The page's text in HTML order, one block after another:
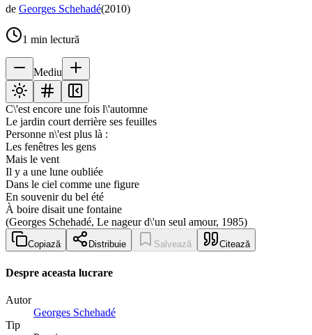
de Georges Schehadé(2010)
1 min lectură
Mediu
C\'est encore une fois l\'automne
Le jardin court derrière ses feuilles
Personne n\'est plus là :
Les fenêtres les gens
Mais le vent
Il y a une lune oubliée
Dans le ciel comme une figure
En souvenir du bel été
À boire disait une fontaine
(Georges Schehadé, Le nageur d\'un seul amour, 1985)
Copiază Distribuie Salvează Citează
Despre aceasta lucrare
Autor
Georges Schehadé
Tip